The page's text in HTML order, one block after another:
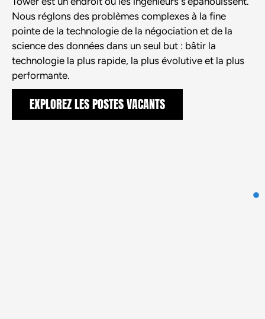
Nous réglons des problèmes complexes à la fine
pointe de la technologie de la négociation et de la
science des données dans un seul but : bâtir la
technologie la plus rapide, la plus évolutive et la plus
performante.
EXPLOREZ LES POSTES VACANTS